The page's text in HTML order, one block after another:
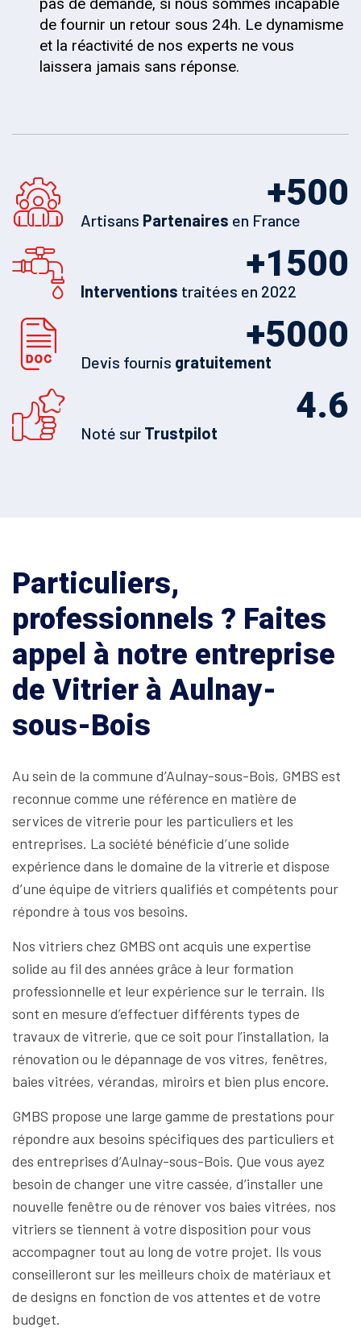
de fournir un retour sous 24h. Le dynamisme
et la réactivité de nos experts ne vous
laissera jamais sans réponse.
500
+
Artisans Partenaires en France
1500
+
Interventions traitées en 2022
5000
+
Devis fournis gratuitement
4.6
Noté sur Trustpilot
Particuliers,
professionnels ? Faites
appel à notre entreprise
de Vitrier à Aulnay-
sous-Bois
Au sein de la commune d’Aulnay-sous-Bois, GMBS est
reconnue comme une référence en matière de
services de vitrerie pour les particuliers et les
entreprises. La société bénéficie d’une solide
expérience dans le domaine de la vitrerie et dispose
d’une équipe de vitriers qualifiés et compétents pour
répondre à tous vos besoins.
Nos vitriers chez GMBS ont acquis une expertise
solide au fil des années grâce à leur formation
professionnelle et leur expérience sur le terrain. Ils
sont en mesure d’effectuer différents types de
travaux de vitrerie, que ce soit pour l’installation, la
rénovation ou le dépannage de vos vitres, fenêtres,
baies vitrées, vérandas, miroirs et bien plus encore.
GMBS propose une large gamme de prestations pour
répondre aux besoins spécifiques des particuliers et
des entreprises d’Aulnay-sous-Bois. Que vous ayez
besoin de changer une vitre cassée, d’installer une
nouvelle fenêtre ou de rénover vos baies vitrées, nos
vitriers se tiennent à votre disposition pour vous
accompagner tout au long de votre projet. Ils vous
conseilleront sur les meilleurs choix de matériaux et
de designs en fonction de vos attentes et de votre
budget.